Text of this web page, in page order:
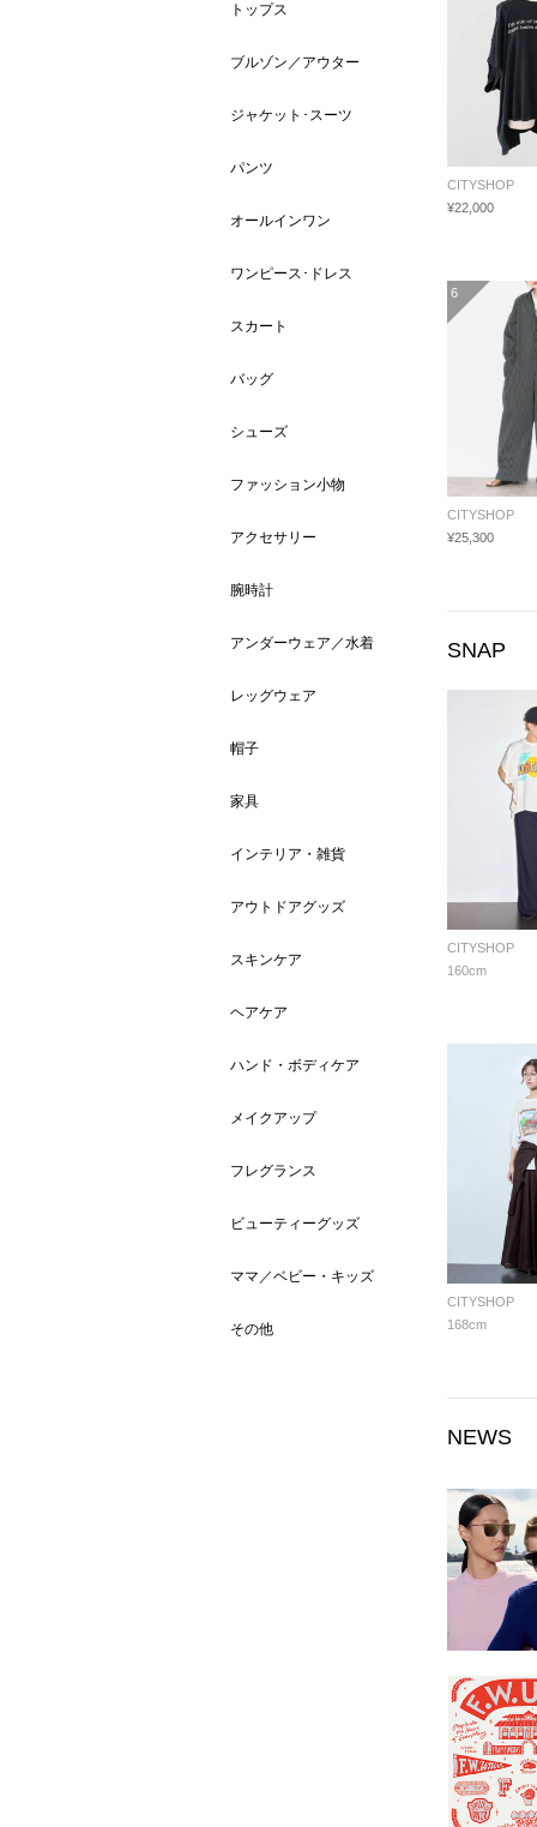
トップス
ブルゾン／アウター
ジャケット･スーツ
パンツ
オールインワン
ワンピース･ドレス
スカート
バッグ
シューズ
ファッション小物
アクセサリー
腕時計
アンダーウェア／水着
レッグウェア
帽子
家具
インテリア・雑貨
アウトドアグッズ
スキンケア
ヘアケア
ハンド・ボディケア
メイクアップ
フレグランス
ビューティーグッズ
ママ／ベビー・キッズ
その他
CITYSHOP
¥22,000
6
CITYSHOP
¥25,300
SNAP
CITYSHOP
160cm
CITYSHOP
168cm
NEWS